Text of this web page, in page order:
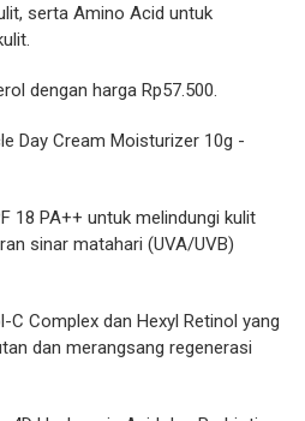
serta Amino Acid untuk
dengan harga Rp57.500.
Day Cream Moisturizer 10g -
18 PA++ untuk melindungi kulit
sinar matahari (UVA/UVB)
C Complex dan Hexyl Retinol yang
dan merangsang regenerasi